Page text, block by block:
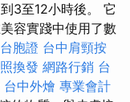
3至12小時後。 它
容實踐中使用了數
胞證 台中肩頸按
換發 網路行銷 台
台中外燴 專業會計